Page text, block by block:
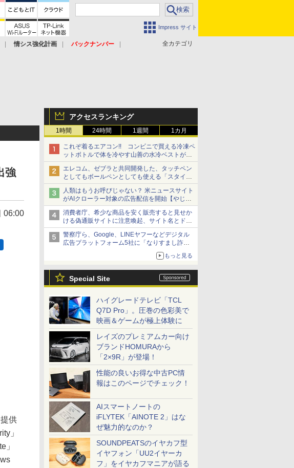
Impress サイト
全カテゴリ
情シス強化計画
バックナンバー
アクセスランキング
1時間 24時間 1週間 1カ月
これぞ着るエアコン!! コンビニで買える冷凍ペ
ットボトルで体を冷やす山善の水冷ベストがロ
ードバイクにちょうどいい【ぼっち・ざ・ろー
ど！その14】【空いた時間でなにしてる？】
エレコム、ゼブラと共同開発した、タッチペン
としてもボールペンとしても使える「スタイラ
スツーウェイ」発売 iPadにも紙にも、持ち替
えずに書き込める
人類はもうお呼びじゃない？ 米ニュースサイト
がAIクローラー対象の広告配信を開始【やじう
まWatch】
消費者庁、希少な商品を安く販売すると見せか
ける偽通販サイトに注意喚起、サイト名とドメ
イン名を公表
警察庁ら、Google、LINEヤフーなどデジタル
広告プラットフォーム5社に「なりすまし詐欺
広告」対策強化を要請 著名人の写真や映像を
使った投資詐欺などへの対策として
もっと見る
Special Site
ハイグレードテレビ「TCL
Q7D Pro」。圧巻の色彩美で
映画＆ゲームが極上体験に
レイズのプレミアムカー向け
ブランドHOMURAから
「2×9R」が登場！
性能の良いお得な中古PC情
報はこのページでチェック！
AIスマートノートの
iFLYTEK「AINOTE 2」はな
ぜ魅力的なのか？
SOUNDPEATSのイヤカフ型
イヤフォン「UU2イヤーカ
フ」をイヤカフマニアが語る
強
06:00
供
」
」